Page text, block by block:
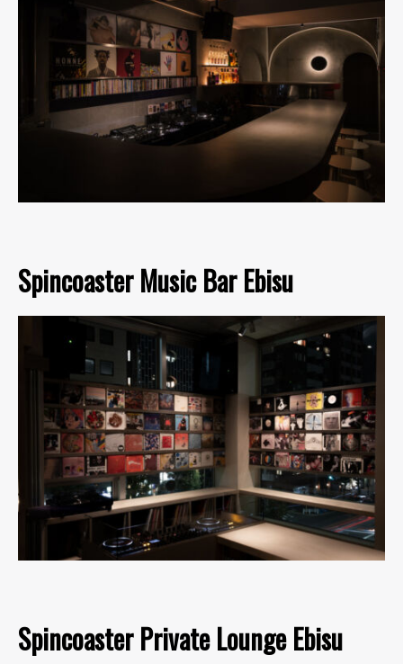
Spincoaster Music Bar Ebisu
Spincoaster Private Lounge Ebisu